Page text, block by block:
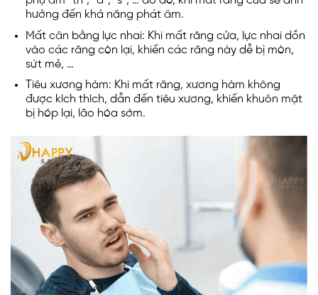
hưởng đến khả năng phát âm.
Mất cân bằng lực nhai: Khi mất răng cửa, lực nhai dồn
vào các răng còn lại, khiến các răng này dễ bị mòn,
sứt mẻ, …
Tiêu xương hàm: Khi mất răng, xương hàm không
được kích thích, dẫn đến tiêu xương, khiến khuôn mặt
bị hóp lại, lão hóa sớm.